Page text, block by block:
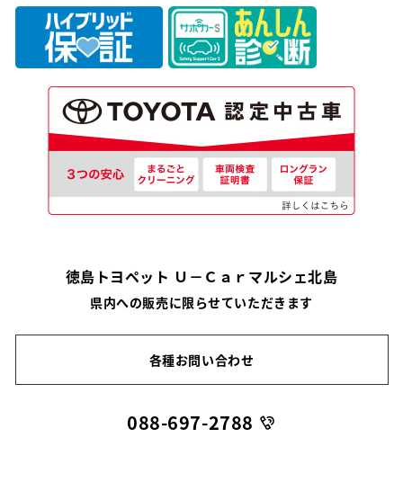
徳島トヨペット Ｕ－Ｃａｒマルシェ北島
県内への販売に限らせていただきます
各種お問い合わせ
088-697-2788